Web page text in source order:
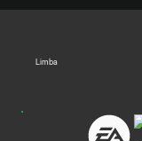
Limba